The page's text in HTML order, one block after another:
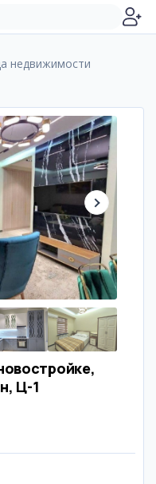
недвижимости
Ц-1